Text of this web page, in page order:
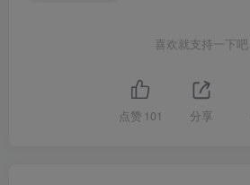
喜欢就支持一下吧
点赞 101 分享